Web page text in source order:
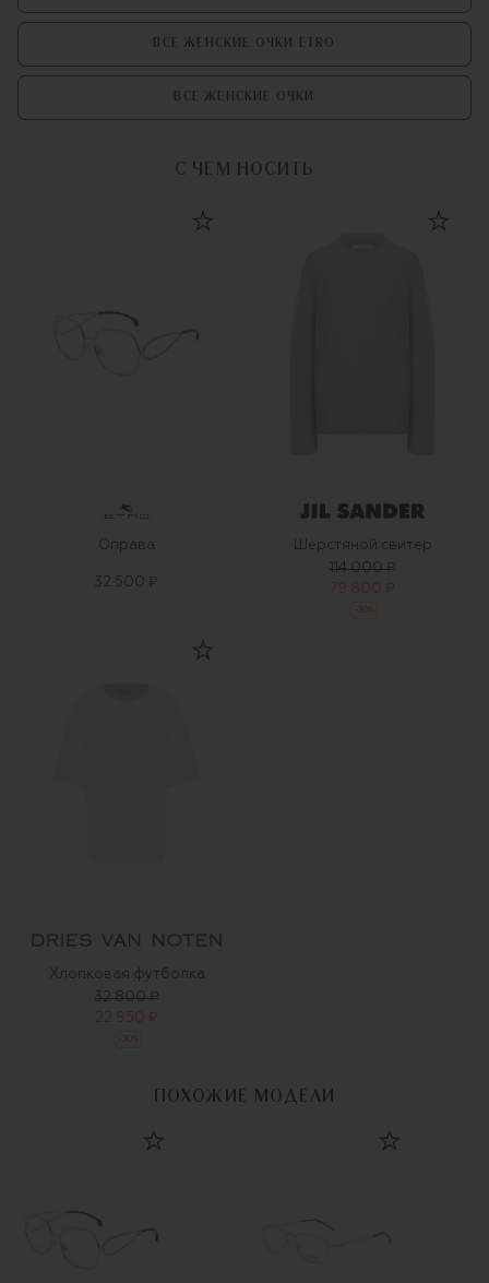
ВСЕ ЖЕНСКИЕ ОЧКИ ETRO
ВСЕ ЖЕНСКИЕ ОЧКИ
С ЧЕМ НОСИТЬ
Оправа
32 500 ₽
Шерстяной свитер
114 000 ₽
79 800 ₽
%
Хлопковая футболка
32 800 ₽
22 950 ₽
%
ПОХОЖИЕ МОДЕЛИ